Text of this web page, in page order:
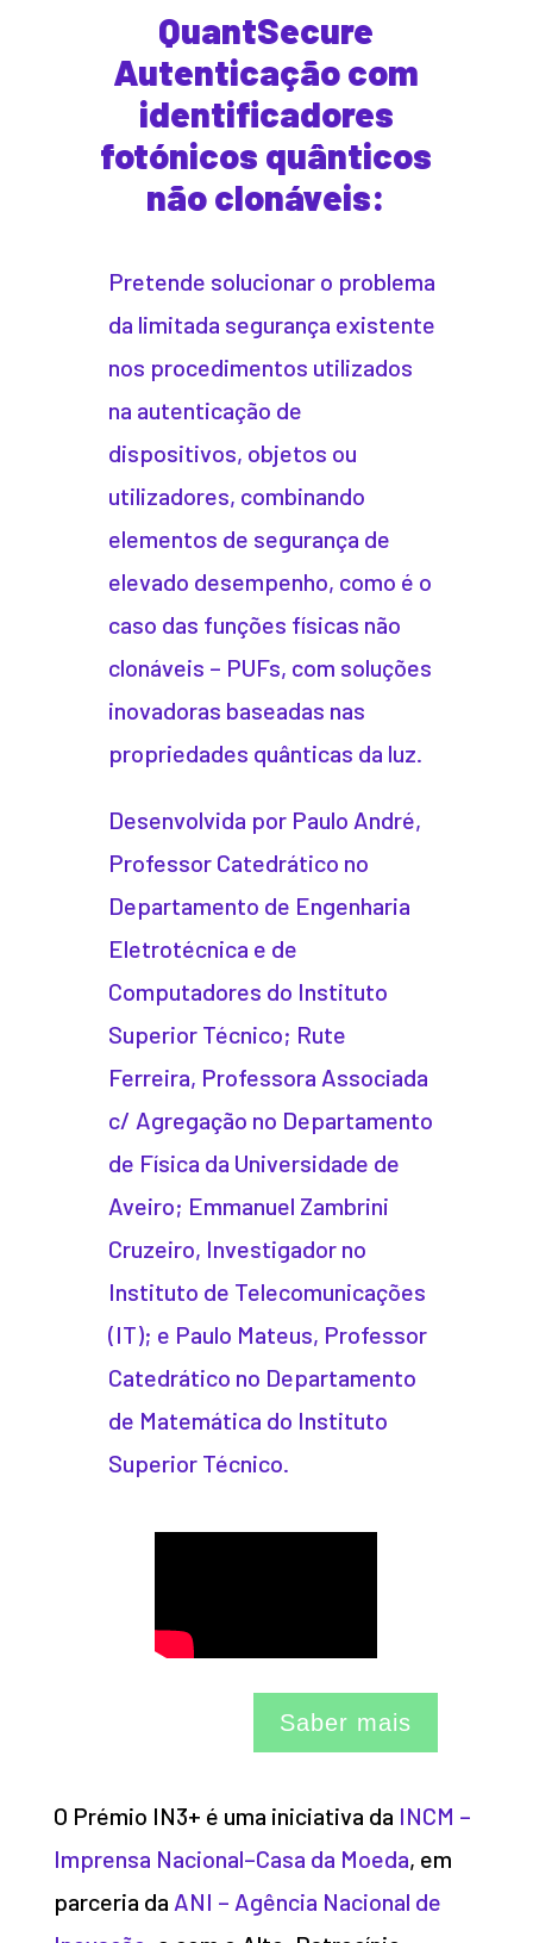
QuantSecure
Autenticação com
identificadores
fotónicos quânticos
não clonáveis:
Pretende solucionar o problema
da limitada segurança existente
nos procedimentos utilizados
na autenticação de
dispositivos, objetos ou
utilizadores, combinando
elementos de segurança de
elevado desempenho, como é o
caso das funções físicas não
clonáveis – PUFs, com soluções
inovadoras baseadas nas
propriedades quânticas da luz.
Desenvolvida por Paulo André,
Professor Catedrático no
Departamento de Engenharia
Eletrotécnica e de
Computadores do Instituto
Superior Técnico; Rute
Ferreira, Professora Associada
c/ Agregação no Departamento
de Física da Universidade de
Aveiro; Emmanuel Zambrini
Cruzeiro, Investigador no
Instituto de Telecomunicações
(IT); e Paulo Mateus, Professor
Catedrático no Departamento
de Matemática do Instituto
Superior Técnico.
Saber mais
O Prémio IN3+ é uma iniciativa da INCM –
Imprensa Nacional–Casa da Moeda, em
parceria da ANI – Agência Nacional de